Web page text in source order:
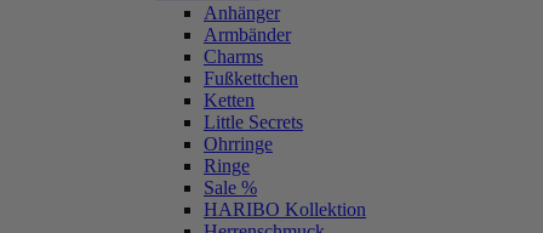
Anhänger
Armbänder
Charms
Fußkettchen
Ketten
Little Secrets
Ohrringe
Ringe
Sale %
HARIBO Kollektion